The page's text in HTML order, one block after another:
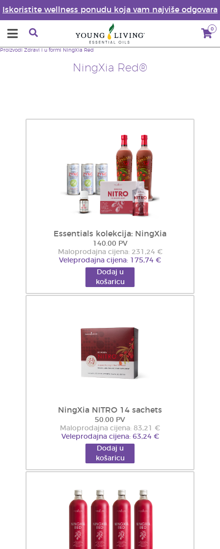
Iskoristite wellness ponudu koja vam najviše odgovara
0
NingXia Red®
Proizvodi Zdravi i u formi NingXia Red
Essentials kolekcija: NingXia
140.00 PV
Maloprodajna cijena: 231,24 €
Veleprodajna cijena: 175,74 €
Dodaj u
košaricu
NingXia NITRO 14 sachets
50.00 PV
Maloprodajna cijena: 83,21 €
Veleprodajna cijena: 63,24 €
Dodaj u
košaricu